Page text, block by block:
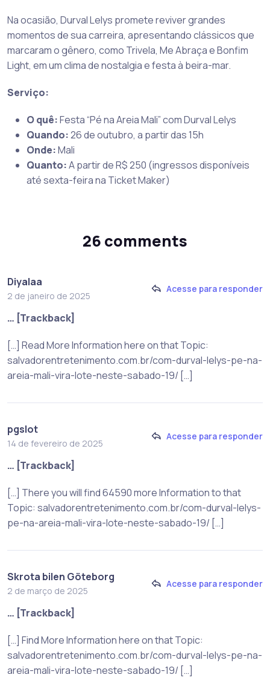
Na ocasião, Durval Lelys promete reviver grandes
momentos de sua carreira, apresentando clássicos que
marcaram o gênero, como Trivela, Me Abraça e Bonfim
Light, em um clima de nostalgia e festa à beira-mar.
Serviço:
O quê:Festa “Pé na Areia Mali” com Durval Lelys
Quando:26 de outubro, a partir das 15h
Onde:Mali
Quanto:A partir de R$ 250 (ingressos disponíveis
até sexta-feira na Ticket Maker)
26 comments
Diyalaa
2 de janeiro de 2025
Acesse para responder
… [Trackback]
[…] Read More Information here on that Topic:
salvadorentretenimento.com.br/com-durval-lelys-pe-na-
areia-mali-vira-lote-neste-sabado-19/ […]
pgslot
14 de fevereiro de 2025
Acesse para responder
… [Trackback]
[…] There you will find 64590 more Information to that
Topic: salvadorentretenimento.com.br/com-durval-lelys-
pe-na-areia-mali-vira-lote-neste-sabado-19/ […]
Skrota bilen Göteborg
2 de março de 2025
Acesse para responder
… [Trackback]
[…] Find More Information here on that Topic:
salvadorentretenimento.com.br/com-durval-lelys-pe-na-
areia-mali-vira-lote-neste-sabado-19/ […]